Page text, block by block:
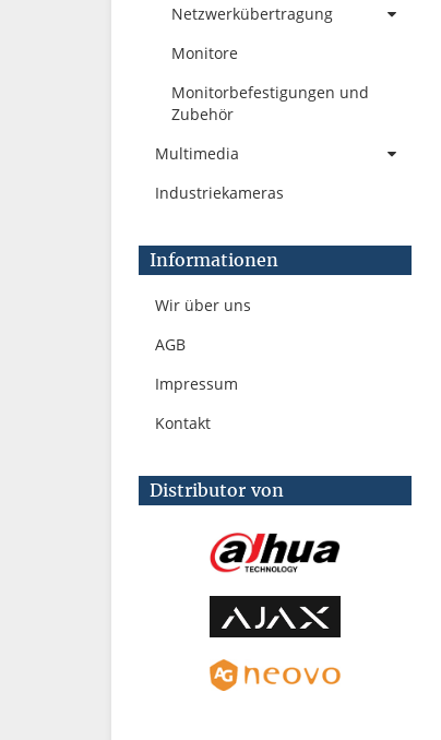
Netzwerkübertragung
Monitore
Monitorbefestigungen und
Zubehör
Multimedia
Industriekameras
Informationen
Wir über uns
AGB
Impressum
Kontakt
Distributor von